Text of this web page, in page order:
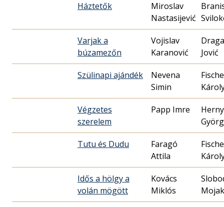
Háztetők
Miroslav
Nastasijević
Varjak a
búzamezőn
Vojislav
Karanović
Jović
Szülinapi ajándék
Nevena
Simin
Végzetes
szerelem
Papp Imre
Tutu és Dudu
Faragó
Attila
Idős a hölgy a
volán mögött
Kovács
Miklós
Mojak